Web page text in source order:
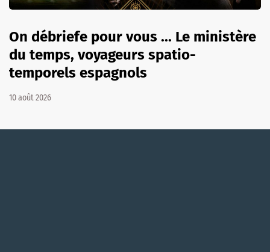
On débriefe pour vous ... Le ministère
du temps, voyageurs spatio-
temporels espagnols
10 août 2026